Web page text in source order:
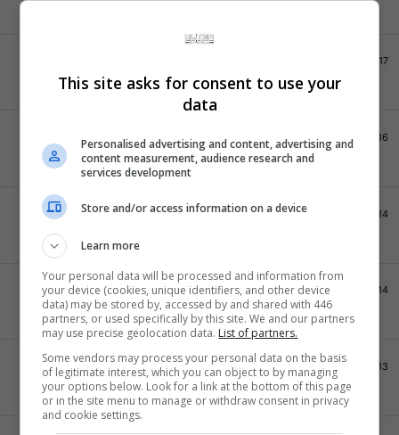
Você completou dois anos de fórum. Parabéns!!
3 Agosto 2017
Suas mensagens foram curtidas duas mil vezes!
40 26 Junho 2016
Curtindo adoidado
Seus posts receberam mil curtições!
20 2 Junho 2014
Viciado
30 17 Março 2014
Ídolo
Seus posts foram curtidos 500 vezes!
20 13 Maio 2013
Celebridade da internet
Seus posts foram curtidos 250 vezes!
This site asks for consent to use your
data
Personalised advertising and content, advertising and
content measurement, audience research and
services development
Store and/or access information on a device
Learn more
Your personal data will be processed and information from
your device (cookies, unique identifiers, and other device
data) may be stored by, accessed by and shared with 446
partners, or used specifically by this site. We and our partners
may use precise geolocation data. List of partners.
Some vendors may process your personal data on the basis
of legitimate interest, which you can object to by managing
your options below. Look for a link at the bottom of this page
or in the site menu to manage or withdraw consent in privacy
and cookie settings.